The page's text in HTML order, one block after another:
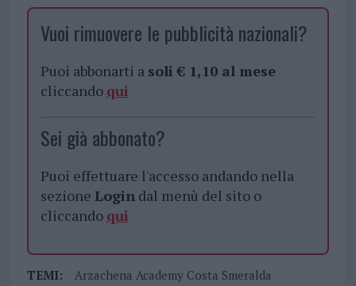
Vuoi rimuovere le pubblicità nazionali?
Puoi abbonarti a soli € 1,10 al mese
cliccando qui
Sei già abbonato?
Puoi effettuare l'accesso andando nella
sezione Logindal menù del sito o
cliccando qui
TEMI: Arzachena Academy Costa Smeralda